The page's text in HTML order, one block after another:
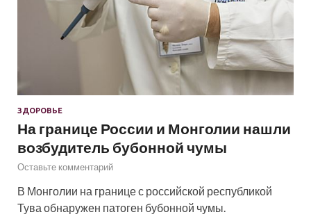
ЗДОРОВЬЕ
На границе России и Монголии нашли
возбудитель бубонной чумы
Оставьте комментарий
В Монголии на границе с российской республикой
Тува обнаружен патоген бубонной чумы.